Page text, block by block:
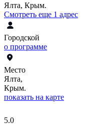
Ялта, Крым.
Смотреть еще 1 адрес
Городской
о программе
Место
Ялта,
Крым.
показать на карте
5.0